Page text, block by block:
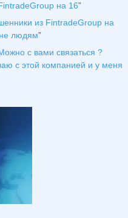
на 16”
из FintradeGroup на
не людям”
с вами связаться ?
с этой компанией и у меня